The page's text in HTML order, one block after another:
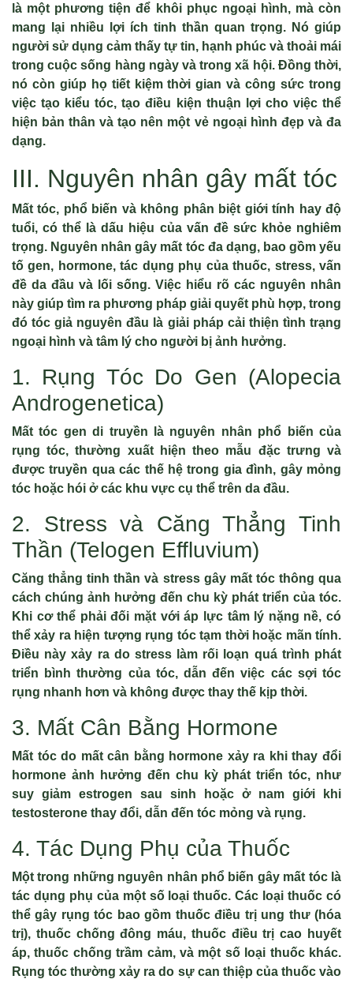
là một phương tiện để khôi phục ngoại hình, mà còn
mang lại nhiều lợi ích tinh thần quan trọng. Nó giúp
người sử dụng cảm thấy tự tin, hạnh phúc và thoải mái
trong cuộc sống hàng ngày và trong xã hội. Đồng thời,
nó còn giúp họ tiết kiệm thời gian và công sức trong
việc tạo kiểu tóc, tạo điều kiện thuận lợi cho việc thể
hiện bản thân và tạo nên một vẻ ngoại hình đẹp và đa
dạng.
III. Nguyên nhân gây mất tóc
Mất tóc, phổ biến và không phân biệt giới tính hay độ
tuổi, có thể là dấu hiệu của vấn đề sức khỏe nghiêm
trọng. Nguyên nhân gây mất tóc đa dạng, bao gồm yếu
tố gen, hormone, tác dụng phụ của thuốc, stress, vấn
đề da đầu và lối sống. Việc hiểu rõ các nguyên nhân
này giúp tìm ra phương pháp giải quyết phù hợp, trong
đó tóc giả nguyên đầu là giải pháp cải thiện tình trạng
ngoại hình và tâm lý cho người bị ảnh hưởng.
1. Rụng Tóc Do Gen (Alopecia
Androgenetica)
Mất tóc gen di truyền là nguyên nhân phổ biến của
rụng tóc, thường xuất hiện theo mẫu đặc trưng và
được truyền qua các thế hệ trong gia đình, gây mỏng
tóc hoặc hói ở các khu vực cụ thể trên da đầu.
2. Stress và Căng Thẳng Tinh
Thần (Telogen Effluvium)
Căng thẳng tinh thần và stress gây mất tóc thông qua
cách chúng ảnh hưởng đến chu kỳ phát triển của tóc.
Khi cơ thể phải đối mặt với áp lực tâm lý nặng nề, có
thể xảy ra hiện tượng rụng tóc tạm thời hoặc mãn tính.
Điều này xảy ra do stress làm rối loạn quá trình phát
triển bình thường của tóc, dẫn đến việc các sợi tóc
rụng nhanh hơn và không được thay thế kịp thời.
3. Mất Cân Bằng Hormone
Mất tóc do mất cân bằng hormone xảy ra khi thay đổi
hormone ảnh hưởng đến chu kỳ phát triển tóc, như
suy giảm estrogen sau sinh hoặc ở nam giới khi
testosterone thay đổi, dẫn đến tóc mỏng và rụng.
4. Tác Dụng Phụ của Thuốc
Một trong những nguyên nhân phổ biến gây mất tóc là
tác dụng phụ của một số loại thuốc. Các loại thuốc có
thể gây rụng tóc bao gồm thuốc điều trị ung thư (hóa
trị), thuốc chống đông máu, thuốc điều trị cao huyết
áp, thuốc chống trầm cảm, và một số loại thuốc khác.
Rụng tóc thường xảy ra do sự can thiệp của thuốc vào